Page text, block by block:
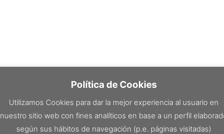
Política de Cookies
Utilizamos Cookies para dar la mejor experiencia al usuario en
nuestro sitio web con fines analíticos en base a un perfil
según sus hábitos de navegación (p.e. páginas visitadas)